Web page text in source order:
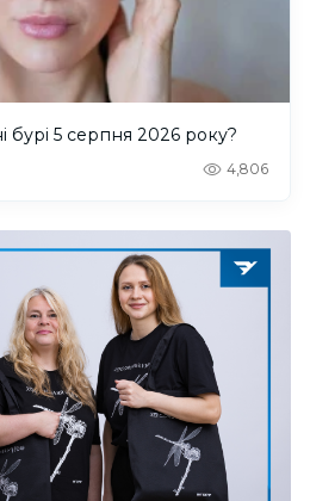
бурі 5 серпня 2026 року?
4,806